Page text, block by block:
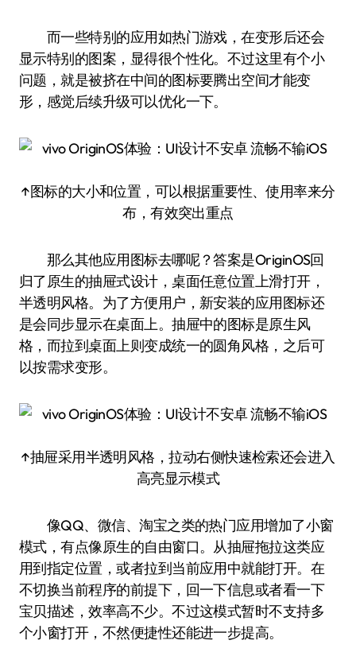
而一些特别的应用如热门游戏，在变形后还会
显示特别的图案，显得很个性化。不过这里有个小
问题，就是被挤在中间的图标要腾出空间才能变
形，感觉后续升级可以优化一下。
↑图标的大小和位置，可以根据重要性、使用率来分
布，有效突出重点
那么其他应用图标去哪呢？答案是OriginOS回
归了原生的抽屉式设计，桌面任意位置上滑打开，
半透明风格。为了方便用户，新安装的应用图标还
是会同步显示在桌面上。抽屉中的图标是原生风
格，而拉到桌面上则变成统一的圆角风格，之后可
以按需求变形。
↑抽屉采用半透明风格，拉动右侧快速检索还会进入
高亮显示模式
像QQ、微信、淘宝之类的热门应用增加了小窗
模式，有点像原生的自由窗口。从抽屉拖拉这类应
用到指定位置，或者拉到当前应用中就能打开。在
不切换当前程序的前提下，回一下信息或者看一下
宝贝描述，效率高不少。不过这模式暂时不支持多
个小窗打开，不然便捷性还能进一步提高。